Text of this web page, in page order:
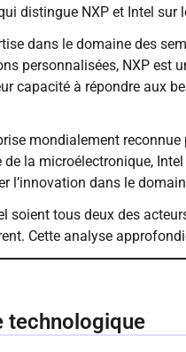
distingue NXP et Intel sur
dans le domaine des
personnalisées, NXP est
capacité à répondre aux
mondialement
de la microélectronique,
l’innovation dans le
soient tous deux des
Cette analyse
technologique